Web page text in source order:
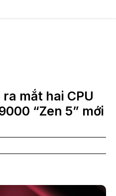
công nghệ
mắt hai CPU
“Zen 5” mới